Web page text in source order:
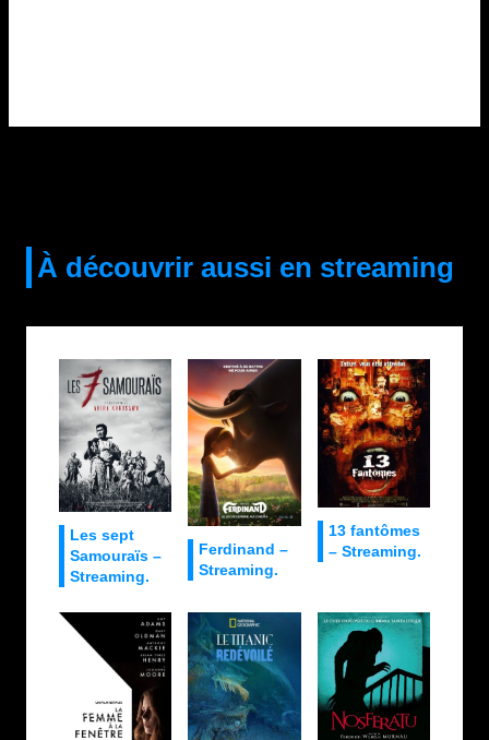
À découvrir aussi en streaming
Les sept
Samouraïs –
Streaming.
Ferdinand –
Streaming.
13 fantômes
– Streaming.